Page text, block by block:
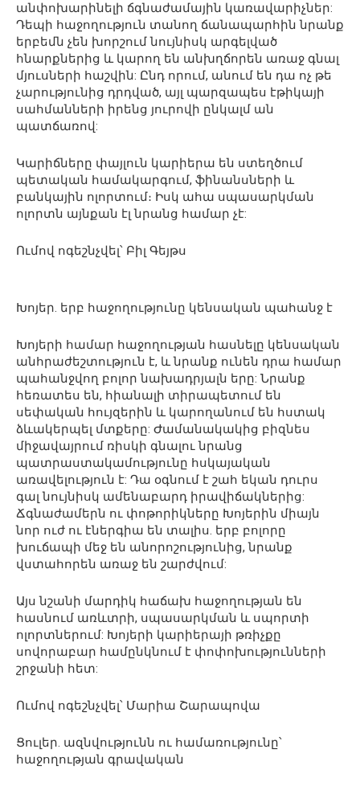
անփոխարինելի ճգնաժամային կառավարիչներ:
Դեպի հաջողություն տանող ճանապարհին նրանք
երբեմն չեն խորշում նույնիսկ արգելված
հնարքներից և կարող են անխղճորեն առաջ գնալ
մյուսների հաշվին: Ընդ որում, անում են դա ոչ թե
չարությունից դրդված, այլ պարզապես էթիկայի
սահմանների իրենց յուրովի ընկալմ ան
պատճառով:
Կարիճները փայլուն կարիերա են ստեղծում
պետական համակարգում, ֆինանսների և
բանկային ոլորտում։ Իսկ ահա սպասարկման
ոլորտն այնքան էլ նրանց համար չէ:
Ումով ոգեշնչվել՝ Բիլ Գեյթս
Խոյեր. երբ հաջողությունը կենսական պահանջ է
Խոյերի համար հաջողության հասնելը կենսական
անհրաժեշտություն է, և նրանք ունեն դրա համար
պահանջվող բոլոր նախադրյալն երը: Նրանք
հեռատես են, հիանալի տիրապետում են
սեփական հույզերին և կարողանում են հստակ
ձևակերպել մտքերը: Ժամանակակից բիզնես
միջավայրում ռիսկի գնալու նրանց
պատրաստակամությունը հսկայական
առավելություն է: Դա օգնում է շահ եկան դուրս
գալ նույնիսկ ամենաբարդ իրավիճակներից:
Ճգնաժամերն ու փոթորիկները Խոյերին միայն
նոր ուժ ու էներգիա են տալիս. երբ բոլորը
խուճապի մեջ են անորոշությունից, նրանք
վստահորեն առաջ են շարժվում:
Այս նշանի մարդիկ հաճախ հաջողության են
հասնում առևտրի, սպասարկման և սպորտի
ոլորտներում: Խոյերի կարիերայի թռիչքը
սովորաբար համընկնում է փոփոխությունների
շրջանի հետ:
Ումով ոգեշնչվել՝ Մարիա Շարապովա
Ցուլեր. ազնվությունն ու համառությունը՝
հաջողության գրավական